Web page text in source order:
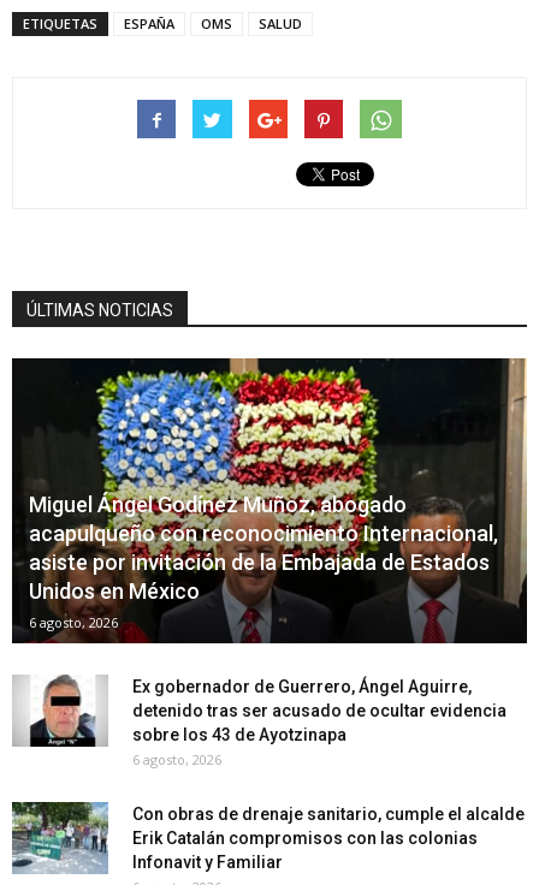
ETIQUETAS ESPAÑA OMS SALUD
ÚLTIMAS NOTICIAS
Miguel Ángel Godínez Muñoz, abogado
acapulqueño con reconocimiento Internacional,
asiste por invitación de la Embajada de Estados
Unidos en México
6 agosto, 2026
Ex gobernador de Guerrero, Ángel Aguirre,
detenido tras ser acusado de ocultar evidencia
sobre los 43 de Ayotzinapa
6 agosto, 2026
Con obras de drenaje sanitario, cumple el alcalde
Erik Catalán compromisos con las colonias
Infonavit y Familiar